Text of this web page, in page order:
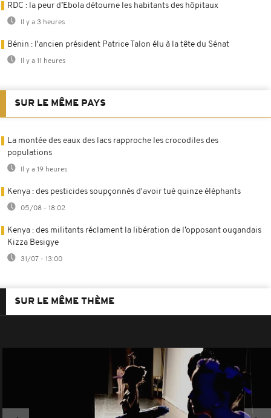
RDC : la peur d’Ebola détourne les habitants des hôpitaux
Il y a 3 heures
Bénin : l'ancien président Patrice Talon élu à la tête du Sénat
Il y a 11 heures
SUR LE MÊME PAYS
La montée des eaux des lacs rapproche les crocodiles des
populations
Il y a 19 heures
Kenya : des pesticides soupçonnés d'avoir tué quinze éléphants
05/08 - 18:02
Kenya : des militants réclament la libération de l’opposant ougandais
Kizza Besigye
31/07 - 13:00
SUR LE MÊME THÈME